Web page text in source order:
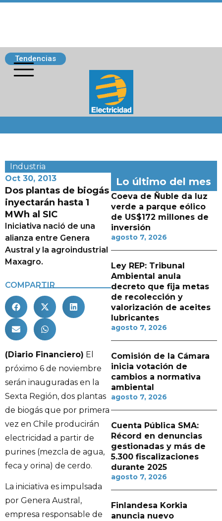
Tendencias
Industria
Oct 30, 2013
Dos plantas de biogás
inyectarán hasta 1
MWh al SIC
Iniciativa nació de una
alianza entre Genera
Austral y la agroindustrial
Maxagro.
COMPARTIR
(Diario Financiero) El
próximo 6 de noviembre
serán inauguradas en la
Sexta Región, dos plantas
de biogás que por primera
vez en Chile producirán
electricidad a partir de
purines (mezcla de agua,
feca y orina) de cerdo.
La iniciativa es impulsada
por Genera Austral,
empresa responsable de
Lo último del mes
Coeva de Ñuble da luz
verde a parque eólico
de US$172 millones de
inversión
agosto 7, 2026
Ley REP: Tribunal
Ambiental anula
decreto que fija metas
de recolección y
valorización de aceites
lubricantes
agosto 7, 2026
Comisión de la Cámara
inicia votación de
cambios a normativa
ambiental
agosto 7, 2026
Cuenta Pública SMA:
Récord en denuncias
gestionadas y más de
5.300 fiscalizaciones
durante 2025
agosto 7, 2026
Finlandesa Korkia
anuncia nuevo